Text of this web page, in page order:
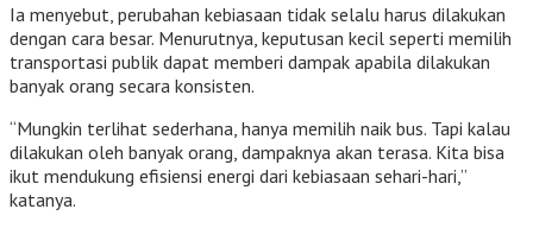
Ia menyebut, perubahan kebiasaan tidak selalu harus dilakukan
dengan cara besar. Menurutnya, keputusan kecil seperti memilih
transportasi publik dapat memberi dampak apabila dilakukan
banyak orang secara konsisten.
“Mungkin terlihat sederhana, hanya memilih naik bus. Tapi kalau
dilakukan oleh banyak orang, dampaknya akan terasa. Kita bisa
ikut mendukung efisiensi energi dari kebiasaan sehari-hari,”
katanya.